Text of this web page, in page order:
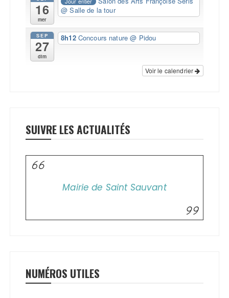
16
mer
@ Salle de la tour
SEP
27
dim
8h12 Concours nature@ Pidou
Voir le calendrier
SUIVRE LES ACTUALITÉS
Mairie de Saint Sauvant
NUMÉROS UTILES